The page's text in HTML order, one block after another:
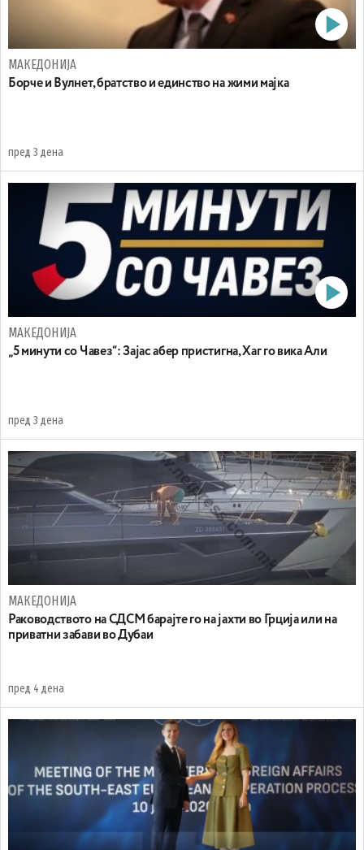
МАКЕДОНИЈА
Борче и Вулнет, братство и единство на жими мајка
пред 3 дена
МАКЕДОНИЈА
„5 минути со Чавез“: Зајас абер пристигна, Хаг го вика Али
пред 3 дена
МАКЕДОНИЈА
Раководството на СДСМ барајте го на јахти во Грција или на
приватни забави во Дубаи
пред 4 дена